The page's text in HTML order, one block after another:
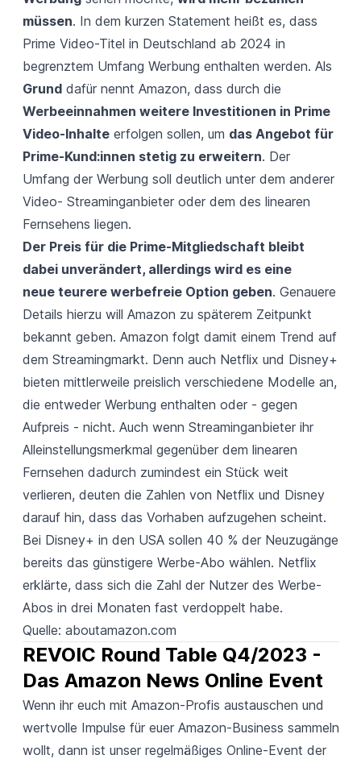
müssen. In dem kurzen Statement heißt es, dass
Prime Video-Titel in Deutschland ab 2024 in
begrenztem Umfang Werbung enthalten werden. Als
Grunddafür nennt Amazon, dass durch die
Werbeeinnahmen weitere Investitionen in Prime
Video-Inhalteerfolgen sollen, um das Angebot für
Prime-Kund:innen stetig zu erweitern. Der
Umfang der Werbung soll deutlich unter dem anderer
Video- Streaminganbieter oder dem des linearen
Fernsehens liegen.
Der Preis für die Prime-Mitgliedschaft bleibt
dabei unverändert, allerdings wird es eine
neue teurere werbefreie Option geben. Genauere
Details hierzu will Amazon zu späterem Zeitpunkt
bekannt geben. Amazon folgt damit einem Trend auf
dem Streamingmarkt. Denn auch Netflix und Disney+
bieten mittlerweile preislich verschiedene Modelle an,
die entweder Werbung enthalten oder - gegen
Aufpreis - nicht. Auch wenn Streaminganbieter ihr
Alleinstellungsmerkmal gegenüber dem linearen
Fernsehen dadurch zumindest ein Stück weit
verlieren, deuten die Zahlen von Netflix und Disney
darauf hin, dass das Vorhaben aufzugehen scheint.
Bei Disney+ in den USA sollen 40 % der Neuzugänge
bereits das günstigere Werbe-Abo wählen. Netflix
erklärte, dass sich die Zahl der Nutzer des Werbe-
Abos in drei Monaten fast verdoppelt habe.
Quelle: aboutamazon.com
REVOIC Round Table Q4/2023 -
Das Amazon News Online Event
Wenn ihr euch mit Amazon-Profis austauschen und
wertvolle Impulse für euer Amazon-Business sammeln
wollt, dann ist unser regelmäßiges Online-Event der